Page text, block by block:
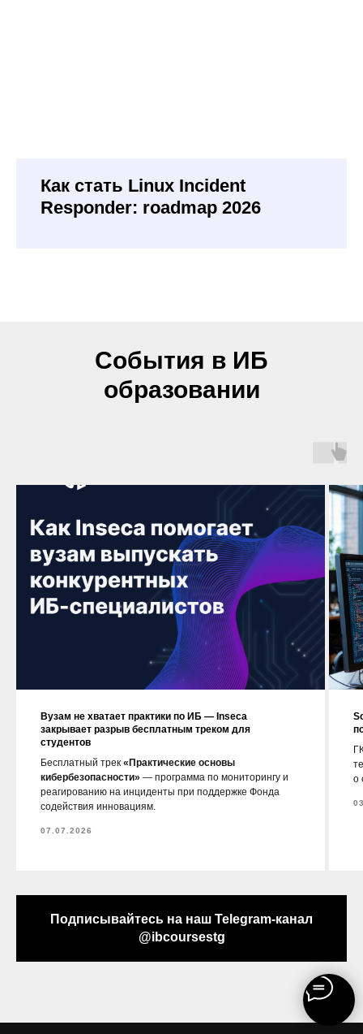
Как стать Linux Incident
Responder: roadmap 2026
События в ИБ
образовании
Вузам не хватает практики по ИБ — Inseca
закрывает разрыв бесплатным треком для
студентов
Бесплатный трек «Практические основы
кибербезопасности» — программа по мониторингу и
реагированию на инциденты при поддержке Фонда
содействия инновациям.
07.07.2026
о
Подписывайтесь на наш Telegram-канал
@ibcoursestg